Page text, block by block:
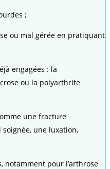
;
ou mal gérée en pratiquant
engagées : la
ou la polyarthrite
une fracture
une luxation,
notamment pour l’arthrose